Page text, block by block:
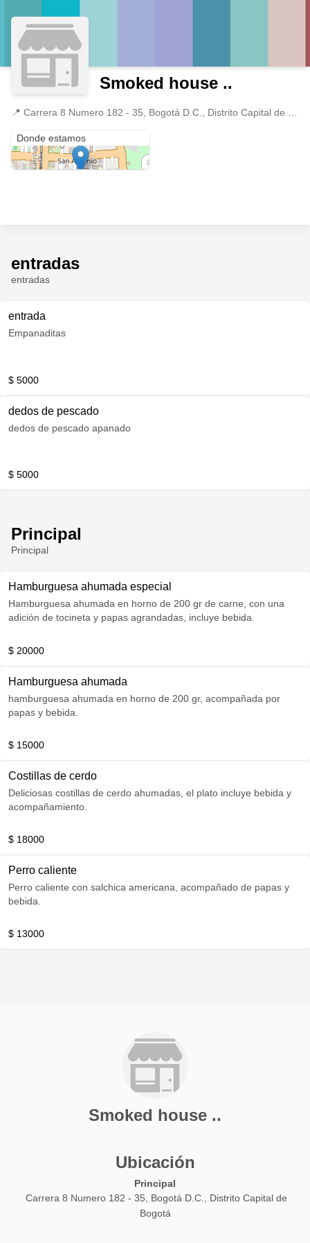
Smoked house ..
📍
Donde estamos
entradas
entradas
entrada
Empanaditas
$ 5000
dedos de pescado
dedos de pescado apanado
$ 5000
Principal
Principal
Hamburguesa ahumada especial
Hamburguesa ahumada en horno de 200 gr de carne, con una
adición de tocineta y papas agrandadas, incluye bebida.
$ 20000
Hamburguesa ahumada
hamburguesa ahumada en horno de 200 gr, acompañada por
papas y bebida.
$ 15000
Costillas de cerdo
Deliciosas costillas de cerdo ahumadas, el plato incluye bebida y
acompañamiento.
$ 18000
Perro caliente
Perro caliente con salchica americana, acompañado de papas y
bebida.
$ 13000
Smoked house ..
Ubicación
Principal
Carrera 8 Numero 182 - 35, Bogotá D.C., Distrito Capital de
Bogotá